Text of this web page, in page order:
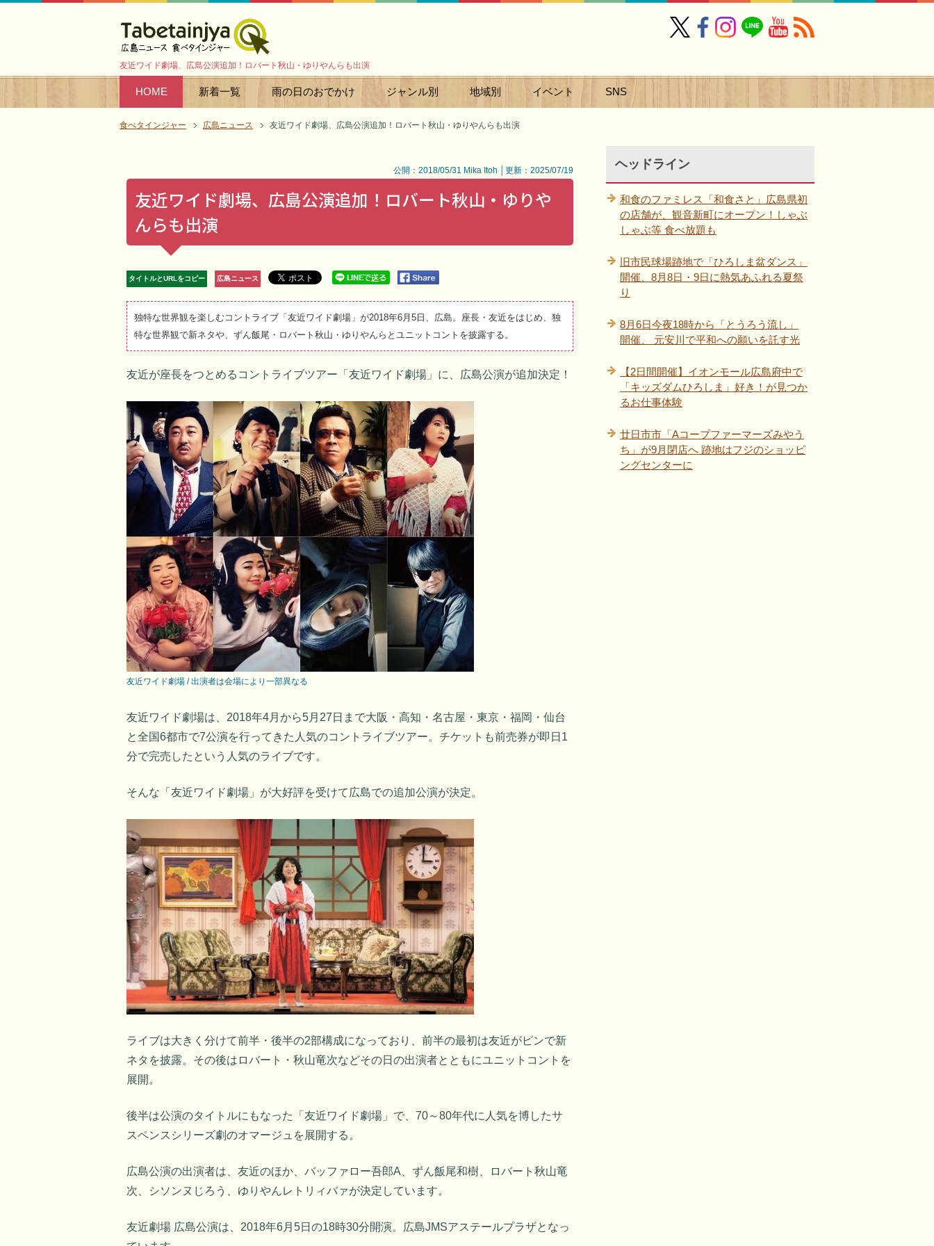
友近ワイド劇場、広島公演追加！ロバート秋山・ゆりやんらも出演
HOME 新着一覧 雨の日のおでかけ ジャンル別 地域別 イベント SNS
食べタインジャー 広島ニュース 友近ワイド劇場、広島公演追加！ロバート秋山・ゆりやんらも出演
公開：2018/05/31 Mika Itoh │更新：2025/07/19
友近ワイド劇場、広島公演追加！ロバート秋山・ゆりや
んらも出演
タイトルとURLをコピー 広島ニュース
独特な世界観を楽しむコントライブ「友近ワイド劇場」が2018年6月5日、広島。座長・友近をはじめ、独
特な世界観で新ネタや、ずん飯尾・ロバート秋山・ゆりやんらとユニットコントを披露する。
友近が座長をつとめるコントライブツアー「友近ワイド劇場」に、広島公演が追加決定！
友近ワイド劇場 / 出演者は会場により一部異なる
友近ワイド劇場は、2018年4月から5月27日まで大阪・高知・名古屋・東京・福岡・仙台
と全国6都市で7公演を行ってきた人気のコントライブツアー。チケットも前売券が即日1
分で完売したという人気のライブです。
そんな「友近ワイド劇場」が大好評を受けて広島での追加公演が決定。
ライブは大きく分けて前半・後半の2部構成になっており、前半の最初は友近がピンで新
ネタを披露。その後はロバート・秋山竜次などその日の出演者とともにユニットコントを
展開。
後半は公演のタイトルにもなった「友近ワイド劇場」で、70～80年代に人気を博したサ
スペンスシリーズ劇のオマージュを展開する。
広島公演の出演者は、友近のほか、バッファロー吾郎A、ずん飯尾和樹、ロバート秋山竜
次、シソンヌじろう、ゆりやんレトリィバァが決定しています。
友近劇場 広島公演は、2018年6月5日の18時30分開演。広島JMSアステールプラザとなっ
ヘッドライン
和食のファミレス「和食さと」広島県初
の店舗が、観音新町にオープン！しゃぶ
しゃぶ等 食べ放題も
旧市民球場跡地で「ひろしま盆ダンス」
開催、8月8日・9日に熱気あふれる夏祭
り
8月6日今夜18時から「とうろう流し」
開催、 元安川で平和への願いを託す光
【2日間開催】イオンモール広島府中で
「キッズダムひろしま」好き！が見つか
るお仕事体験
廿日市市「Aコープファーマーズみやう
ち」が9月閉店へ 跡地はフジのショッピ
ングセンターに